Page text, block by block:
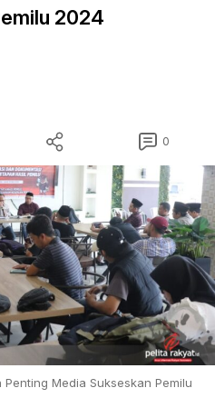
2024
0
Media Sukseskan Pemilu